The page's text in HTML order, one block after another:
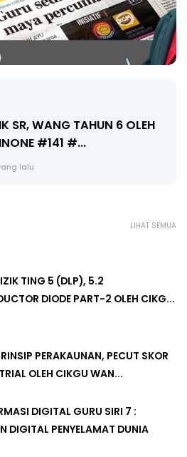
LIHAT SEMUA
TING 5 (DLP), 5.2
DIODE PART-2 OLEH CIKG...
PERAKAUNAN, PECUT SKOR
OLEH CIKGU WAN...
DIGITAL GURU SIRI 7 :
DIGITAL PENYELAMAT DUNIA